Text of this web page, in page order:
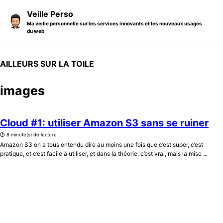
Veille Perso
Ma veille personnelle sur les services innovants et les nouveaux usages
du web
AILLEURS SUR LA TOILE
images
Cloud #1: utiliser Amazon S3 sans se ruiner
8 minute(s) de lecture
Amazon S3 on a tous entendu dire au moins une fois que c’est super, c’est
pratique, et c’est facile à utiliser, et dans la théorie, c’est vrai, mais la mise ...